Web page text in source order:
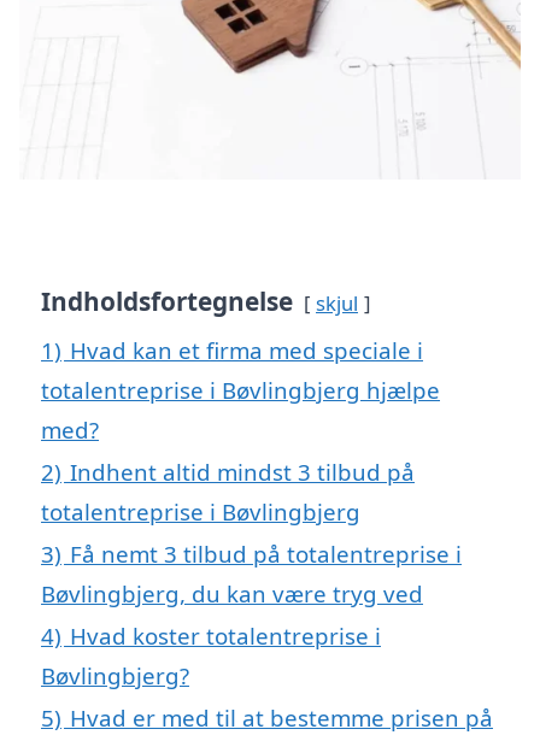
Indholdsfortegnelse skjul
1) Hvad kan et firma med speciale i
totalentreprise i Bøvlingbjerg hjælpe
med?
2) Indhent altid mindst 3 tilbud på
totalentreprise i Bøvlingbjerg
3) Få nemt 3 tilbud på totalentreprise i
Bøvlingbjerg, du kan være tryg ved
4) Hvad koster totalentreprise i
Bøvlingbjerg?
5) Hvad er med til at bestemme prisen på